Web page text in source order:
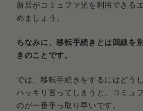
新居がコミュファ光を利用できる
めましょう。
ちなみに、移転手続きとは回線を
きのことです。
では、移転手続きをするにはどう
ハッキリ言ってしまうと、コミュ
のが一番手っ取り早いです。